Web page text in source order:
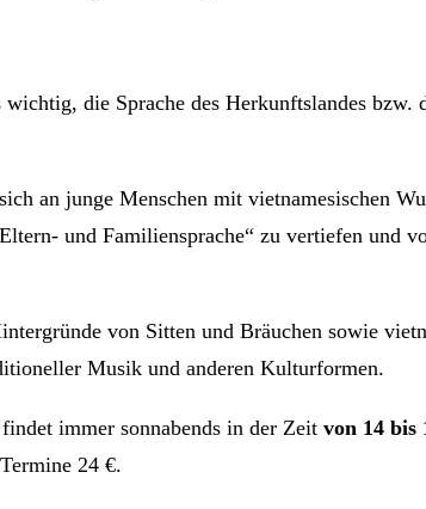
die Sprache des Herkunftslandes bzw.
an junge Menschen mit vietnamesischen
und Familiensprache“ zu vertiefen und
von Sitten und Bräuchen sowie
Musik und anderen Kulturformen.
immer sonnabends in der Zeit von 14 bis
24 €.